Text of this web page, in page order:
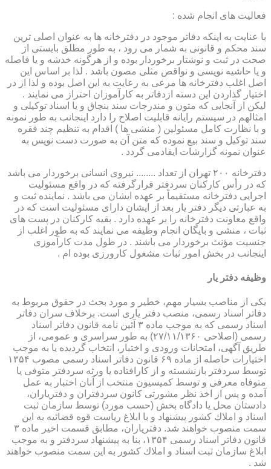
فعالیت های انجام شده :
با عنایت به اینکه دفاتر موجود در دفترخانه ها به عنوان اصلی ترین
سند محکم و قانونی به شمار می رود ، به طور مطلق بایستی از
صحت در ثبت و نوشتار برخوردار بوده و از هرگونه خدشه و یا فاصله
و یا حاشیه نویسی و نواقص مثلی مصون باشد . لذا بر اساس این
اصل اغلب دفترخانه ها مرعی به رعایت به این اصل بوده و لذا از در
اختیار گذاردن این دسته ازدفاتر به کارآموزان احتراز می نمایند .
لیکن از آنجایی که متون و مندرجات سند بنچاق و یا اسناد توکیلی و
امثالهم در سیستم رایانه قابلیت اصلاح را دارد اینجانب به طور نمونه
و با نظارت کامل مسئولین ( منشی ها ) اقدام به تنظیم چند فقره
سند توکیل و سند بیع نموده که متن آن به صورت دست نویس به
عنوان نمونه گزارشات ایفادمی گردد .
دفترخانه ۲۰۰ تهران از تعداد ........ نیروی انسانی برخوردار می باشد
که در رأس کارکنان سردفتر قرارگرفته که در واقع مسئولیت
اجرایی دفترخانه مستقیماً بر عهده ایشان می باشد . نماینده ثبت و
به عبارتی دیگر دفتر یار بعد از ایشان دارای مسئولیت است که در
واقع معاونت دفترخانه را بر عهده دارد . بقیه کارکنان در پست های
ثبات ، منشی و بایگان انجام وظیفه می نمایند که به طور اغلب از
جنسیت مؤنث برخوردار می باشند . در طول مدت کارآموزی
اینجانب در بخش امور ثبات مشغول کارورزی بوده ام .
وظیفه دفتر یار
یكی از مناصب بسیار مهم، خطیر و مورد بحث در حقوق مربوط به
دفاتر اسناد رسمی، منصب دفتر یاری است. برخلاف سران دفاتر
اسناد رسمی كه به موجب ماده ۳ آئین نامه قانون دفاتر اسناد
رسمی (اصلاحی ۲۷/۱۱/۱۳۶۰) به طور سراسری و عمومی، از
طریق آگهی، امتحانات ورودی و اختبار، انتخاب گردیده یا به موجب
اختیارات حاصله از ماده ۶۹ قانون دفاتر اسناد رسمی مصوب ۱۳۵۴
توسط سردفتر بازنشسته و از كارافتاده یا ورثه سردفتر متوفی یا
متوفاه معرفی و توسط كمیسیون منتخب از آنان اختبار به عمل
آمده و پس از اخذ نظر مشورتی كانون سردفتران و دفتریاران،
دادستان محل یا دادگاه بخش (حسب مورد) توسط سازمان ثبت
اسناد و املاك كشور پیشنهاد و با ابلاغ ریاست قوه قضائیه به این
سمت منصوب خواهند شد. دفتریاران، مطابق قسمت اخیر ماده ۳
قانون دفاتر اسناد رسمی ۱۳۵۴، بنا به پیشنهاد سردفتر و به موجب
ابلاغ سازمان ثبت اسناد و املاك كشور به این سمت منصوب خواهند
شد .